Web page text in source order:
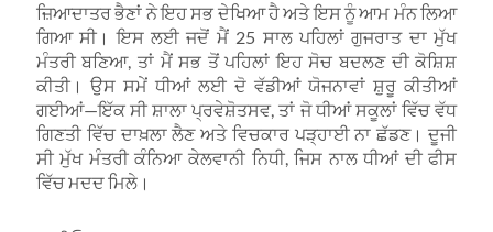
ਜ਼ਿਆਦਾਤਰ ਭੈਣਾਂ ਨੇ ਇਹ ਸਭ ਦੇਖਿਆ ਹੈ ਅਤੇ ਇਸ ਨੂੰ ਆਮ ਮੰਨ ਲਿਆ
ਗਿਆ ਸੀ। ਇਸ ਲਈ ਜਦੋਂ ਮੈਂ 25 ਸਾਲ ਪਹਿਲਾਂ ਗੁਜਰਾਤ ਦਾ ਮੁੱਖ
ਮੰਤਰੀ ਬਣਿਆ, ਤਾਂ ਮੈਂ ਸਭ ਤੋਂ ਪਹਿਲਾਂ ਇਹ ਸੋਚ ਬਦਲਣ ਦੀ ਕੋਸ਼ਿਸ਼
ਕੀਤੀ। ਉਸ ਸਮੇਂ ਧੀਆਂ ਲਈ ਦੋ ਵੱਡੀਆਂ ਯੋਜਨਾਵਾਂ ਸ਼ੁਰੂ ਕੀਤੀਆਂ
ਗਈਆਂ—ਇੱਕ ਸੀ ਸ਼ਾਲਾ ਪ੍ਰਵੇਸ਼ੋਤਸਵ, ਤਾਂ ਜੋ ਧੀਆਂ ਸਕੂਲਾਂ ਵਿੱਚ ਵੱਧ
ਗਿਣਤੀ ਵਿੱਚ ਦਾਖ਼ਲਾ ਲੈਣ ਅਤੇ ਵਿਚਕਾਰ ਪੜ੍ਹਾਈ ਨਾ ਛੱਡਣ। ਦੂਜੀ
ਸੀ ਮੁੱਖ ਮੰਤਰੀ ਕੰਨਿਆ ਕੇਲਵਾਨੀ ਨਿਧੀ, ਜਿਸ ਨਾਲ ਧੀਆਂ ਦੀ ਫੀਸ
ਵਿੱਚ ਮਦਦ ਮਿਲੇ।